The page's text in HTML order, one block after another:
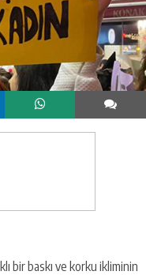
bir baskı ve korku ikliminin